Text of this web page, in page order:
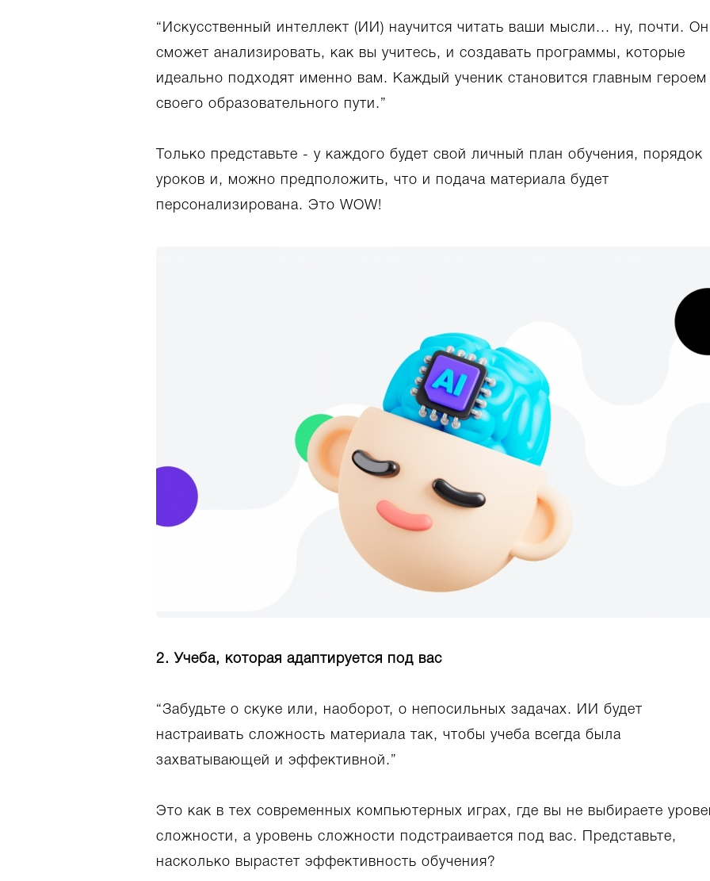
“Искусственный интеллект (ИИ) научится читать ваши мысли... ну, почти. Он
сможет анализировать, как вы учитесь, и создавать программы, которые
идеально подходят именно вам. Каждый ученик становится главным героем
своего образовательного пути.”
Только представьте - у каждого будет свой личный план обучения, порядок
уроков и, можно предположить, что и подача материала будет
персонализирована. Это WOW!
2. Учеба, которая адаптируется под вас
“Забудьте о скуке или, наоборот, о непосильных задачах. ИИ будет
настраивать сложность материала так, чтобы учеба всегда была
захватывающей и эффективной.”
Это как в тех современных компьютерных играх, где вы не выбираете
сложности, а уровень сложности подстраивается под вас. Представьте,
насколько вырастет эффективность обучения?